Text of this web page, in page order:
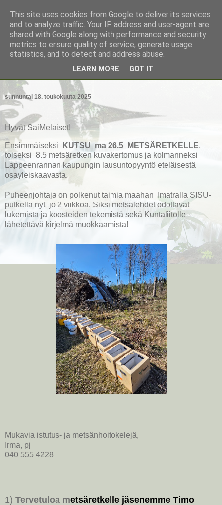
Saimaan Metsänomistajat
Saimaan Metsänomistajat
sunnuntai 18. toukokuuta 2025
Hyvät SaiMelaiset!
Ensimmäiseksi KUTSU ma 26.5 METSÄRETKELLE,
toiseksi 8.5 metsäretken kuvakertomus ja kolmanneksi
Lappeenrannan kaupungin lausuntopyyntö eteläisestä
osayleiskaavasta.
Puheenjohtaja on polkenut taimia maahan Imatralla SISU-
putkella nyt jo 2 viikkoa. Siksi metsälehdet odottavat
lukemista ja koosteiden tekemistä sekä Kuntaliitolle
lähetettävä kirjelmä muokkaamista!
Mukavia istutus- ja metsänhoitokelejä,
Irma, pj
040 555 4228
1) Tervetuloa metsäretkelle jäsenemme Timo
This site uses cookies from Google to deliver its services
and to analyze traffic. Your IP address and user-agent are
shared with Google along with performance and security
metrics to ensure quality of service, generate usage
statistics, and to detect and address abuse.
LEARN MORE GOT IT